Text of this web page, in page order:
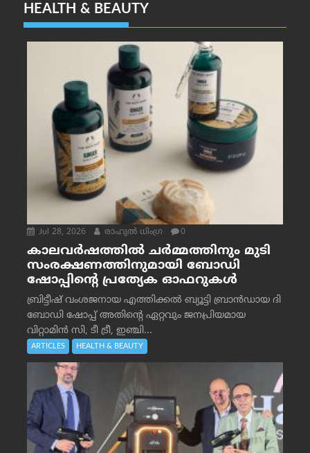
HEALTH & BEAUTY
Jul 28, 2026 രാഹുല്‍ ധിംഗ്ര 0
കാലവർഷത്തിൽ ചർമ്മത്തിനും മുടി
സംരക്ഷണത്തിനുമായി ബോഡി
ഷോപ്പിന്റെ പ്രത്യേക ഓഫറുകൾ
ബ്രിട്ടീഷ് വംശജനായ എത്തിക്കൽ ബ്യൂട്ടി ബ്രാൻഡായ ദി
ബോഡി ഷോപ്പ് അതിന്റെ ഏറ്റവും ജനപ്രിയമായ
വിറ്റാമിൻ സി, ടീ ട്രീ, ഇഞ്ചി...
ARTICLES HEALTH & BEAUTY